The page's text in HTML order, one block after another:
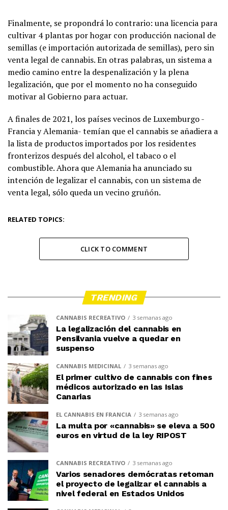
Finalmente, se propondrá lo contrario: una licencia para
cultivar 4 plantas por hogar con producción nacional de
semillas (e importación autorizada de semillas), pero sin
venta legal de cannabis. En otras palabras, un sistema a
medio camino entre la despenalización y la plena
legalización, que por el momento no ha conseguido
motivar al Gobierno para actuar.
A finales de 2021, los países vecinos de Luxemburgo -
Francia y Alemania- temían que el cannabis se añadiera a
la lista de productos importados por los residentes
fronterizos después del alcohol, el tabaco o el
combustible. Ahora que Alemania ha anunciado su
intención de legalizar el cannabis, con un sistema de
venta legal, sólo queda un vecino gruñón.
RELATED TOPICS:
CLICK TO COMMENT
TRENDING
CANNABIS RECREATIVO 3 semanas ago
La legalización del cannabis en
Pensilvania vuelve a quedar en
suspenso
CANNABIS MEDICINAL 3 semanas ago
El primer cultivo de cannabis con fines
médicos autorizado en las Islas
Canarias
EL CANNABIS EN FRANCIA 3 semanas ago
La multa por «cannabis» se eleva a 500
euros en virtud de la ley RIPOST
CANNABIS RECREATIVO 3 semanas ago
Varios senadores demócratas retoman
el proyecto de legalizar el cannabis a
nivel federal en Estados Unidos